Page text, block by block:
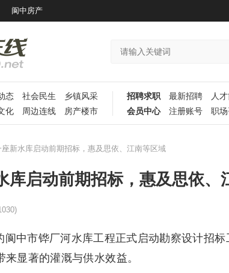
阆中房产
态 社会民生
乡镇风采
化 周边连线 房产楼市
招聘求职 最新招聘
人
会员中心
注册账号 职
座新水库启动前期招标，惠及思依、江南等区域
库启动前期招标，惠及思依、
阆中市铧厂河水库工程正式启动勘察设计招
显著的灌溉与供水效益。